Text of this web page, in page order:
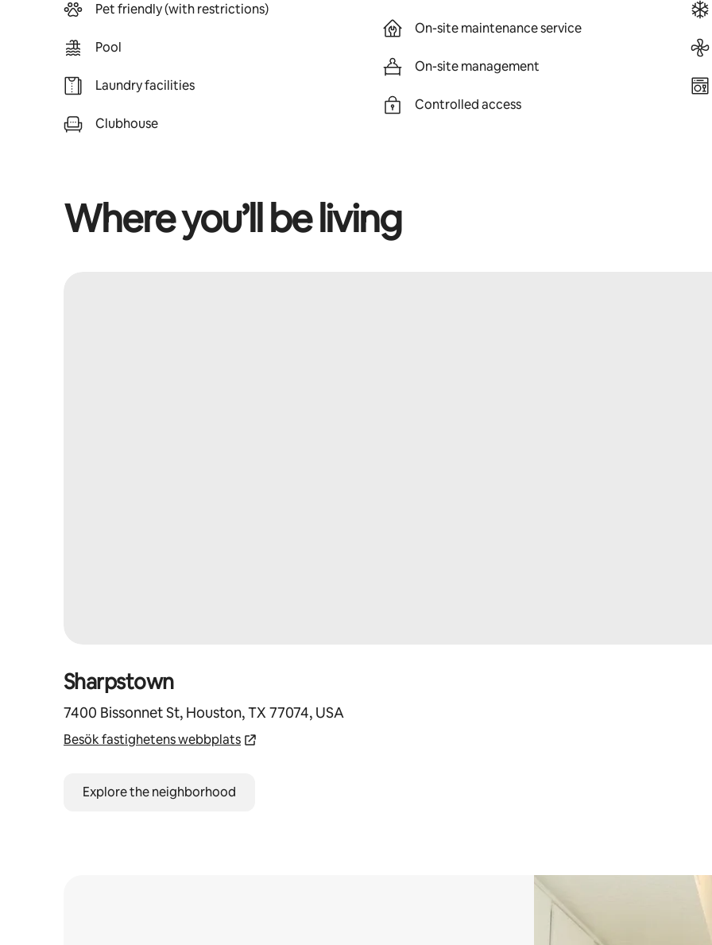
Pet friendly (with restrictions)
Pool
Laundry facilities
Clubhouse
On-site maintenance service
On-site management
Controlled access
Where you’ll be living
Sharpstown
7400 Bissonnet St, Houston, TX 77074, USA
Besök fastighetens webbplats
Explore the neighborhood